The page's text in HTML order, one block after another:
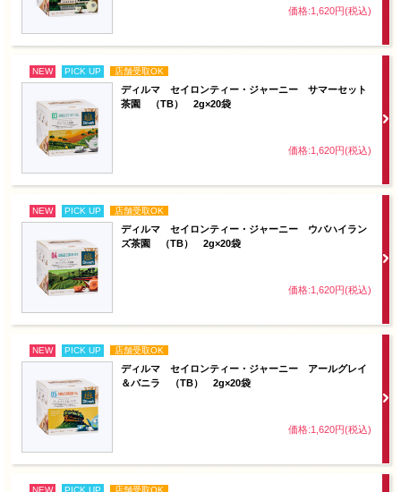
価格:1,620円(税込)
NEW PICK UP 店舗受取OK
ディルマ セイロンティー・ジャーニー サマーセット
茶園 （TB） 2g×20袋
価格:1,620円(税込)
NEW PICK UP 店舗受取OK
ディルマ セイロンティー・ジャーニー ウバハイラン
ズ茶園 （TB） 2g×20袋
価格:1,620円(税込)
NEW PICK UP 店舗受取OK
ディルマ セイロンティー・ジャーニー アールグレイ
＆バニラ （TB） 2g×20袋
価格:1,620円(税込)